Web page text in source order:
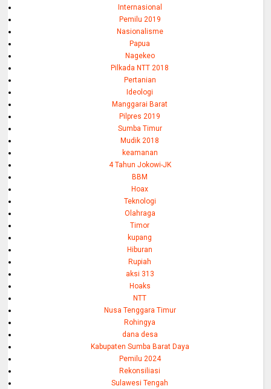
Internasional
Pemilu 2019
Nasionalisme
Papua
Nagekeo
Pilkada NTT 2018
Pertanian
Ideologi
Manggarai Barat
Pilpres 2019
Sumba Timur
Mudik 2018
keamanan
4 Tahun Jokowi-JK
BBM
Hoax
Teknologi
Olahraga
Timor
kupang
Hiburan
Rupiah
aksi 313
Hoaks
NTT
Nusa Tenggara Timur
Rohingya
dana desa
Kabupaten Sumba Barat Daya
Pemilu 2024
Rekonsiliasi
Sulawesi Tengah